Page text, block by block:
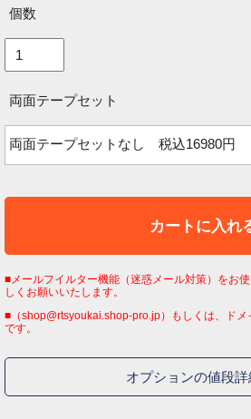
個数
両面テープセット
カートに入れ
■メールフイルター機能（迷惑メール対策）をお
しくお願いいたします。
■（shop@rtsyoukai.shop-pro.jp）もしくは、ドメ
です。
オプションの値段詳